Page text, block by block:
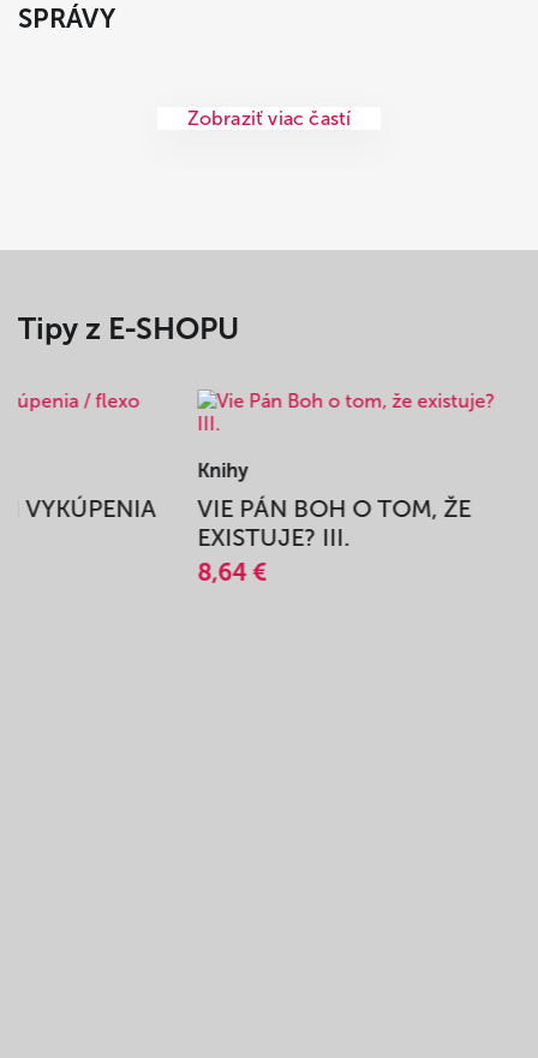
SPRÁVY
Zobraziť viac častí
Tipy z E-SHOPU
VYKÚPENIA
Knihy
VIE PÁN BOH O TOM, ŽE
EXISTUJE? III.
8,64 €